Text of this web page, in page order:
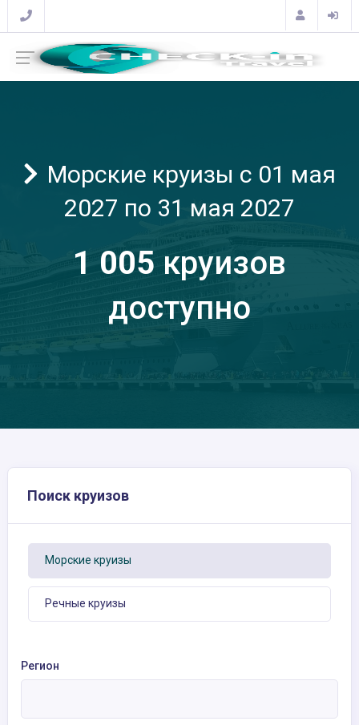
Морские круизы с 01 мая
2027 по 31 мая 2027
1 005 круизов
доступно
Поиск круизов
Морские круизы
Речные круизы
Регион